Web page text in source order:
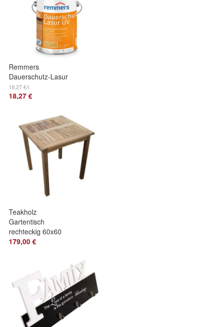
Remmers
Dauerschutz-Lasur
UV
18,27 €/l
18,27 €
Teakholz
Gartentisch
rechteckig 60x60
179,00 €